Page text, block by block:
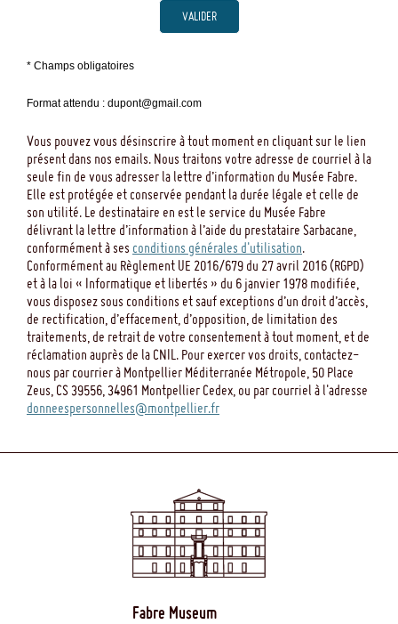
VALIDER
* Champs obligatoires
Format attendu : dupont@gmail.com
Vous pouvez vous désinscrire à tout moment en cliquant sur le lien
présent dans nos emails. Nous traitons votre adresse de courriel à la
seule fin de vous adresser la lettre d’information du Musée Fabre.
Elle est protégée et conservée pendant la durée légale et celle de
son utilité. Le destinataire en est le service du Musée Fabre
délivrant la lettre d’information à l’aide du prestataire Sarbacane,
conformément à ses conditions générales d'utilisation.
Conformément au Règlement UE 2016/679 du 27 avril 2016 (RGPD)
et à la loi « Informatique et libertés » du 6 janvier 1978 modifiée,
vous disposez sous conditions et sauf exceptions d’un droit d’accès,
de rectification, d’effacement, d’opposition, de limitation des
traitements, de retrait de votre consentement à tout moment, et de
réclamation auprès de la CNIL. Pour exercer vos droits, contactez-
nous par courrier à Montpellier Méditerranée Métropole, 50 Place
Zeus, CS 39556, 34961 Montpellier Cedex, ou par courriel à l'adresse
donneespersonnelles@montpellier.fr
Fabre Museum